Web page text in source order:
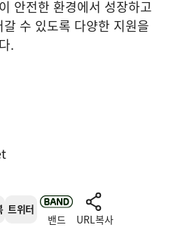
안전한 환경에서 성장하고
수 있도록 다양한 지원을
.
트위터
밴드 URL복사